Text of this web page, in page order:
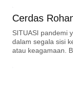
Cerdas
SITUASI pandemi
dalam segala sisi
atau keagamaan.